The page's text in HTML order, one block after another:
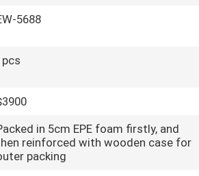
5688
in 5cm EPE foam firstly, and
reinforced with wooden case for
packing